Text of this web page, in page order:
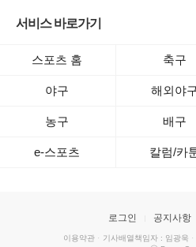
서비스 바로가기
스포츠 홈 축구
야구 해외야
농구 배구
e-스포츠 칼럼/카
로그인 공지사항
이용약관 · 기사배열책임자 : 임광욱 ·